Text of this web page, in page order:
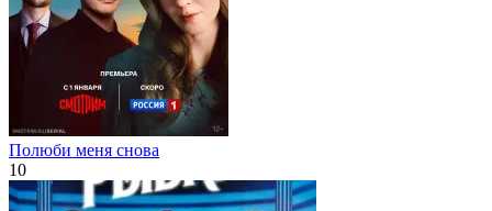
Полюби меня снова
10